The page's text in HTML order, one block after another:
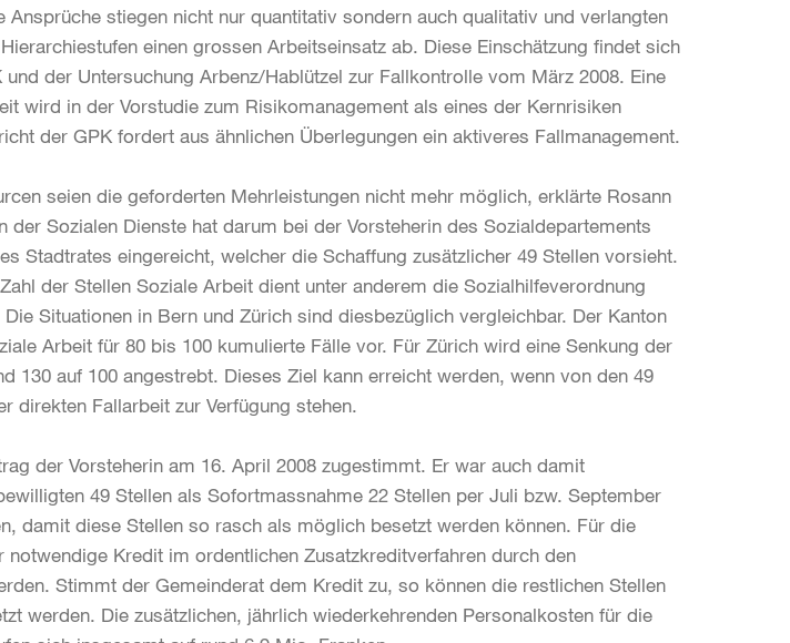
Ansprüche stiegen nicht nur quantitativ sondern auch qualitativ und verlangten
einen grossen Arbeitseinsatz ab. Diese Einschätzung findet sich
der Untersuchung Arbenz/Hablützel zur Fallkontrolle vom März 2008. Eine
wird in der Vorstudie zum Risikomanagement als eines der Kernrisiken
der GPK fordert aus ähnlichen Überlegungen ein aktiveres Fallmanagement.
seien die geforderten Mehrleistungen nicht mehr möglich, erklärte Rosann
der Sozialen Dienste hat darum bei der Vorsteherin des Sozialdepartements
Stadtrates eingereicht, welcher die Schaffung zusätzlicher 49 Stellen vorsieht.
der Stellen Soziale Arbeit dient unter anderem die Sozialhilfeverordnung
Situationen in Bern und Zürich sind diesbezüglich vergleichbar. Der Kanton
Arbeit für 80 bis 100 kumulierte Fälle vor. Für Zürich wird eine Senkung der
130 auf 100 angestrebt. Dieses Ziel kann erreicht werden, wenn von den 49
direkten Fallarbeit zur Verfügung stehen.
der Vorsteherin am 16. April 2008 zugestimmt. Er war auch damit
49 Stellen als Sofortmassnahme 22 Stellen per Juli bzw. September
damit diese Stellen so rasch als möglich besetzt werden können. Für die
notwendige Kredit im ordentlichen Zusatzkreditverfahren durch den
Stimmt der Gemeinderat dem Kredit zu, so können die restlichen Stellen
werden. Die zusätzlichen, jährlich wiederkehrenden Personalkosten für die